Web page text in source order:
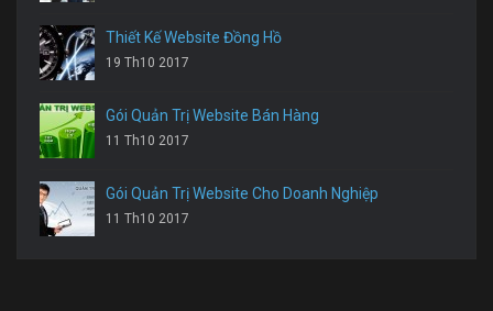
Thiết Kế Website Đồng Hồ
19 Th10 2017
Gói Quản Trị Website Bán Hàng
11 Th10 2017
Gói Quản Trị Website Cho Doanh Nghiệp
11 Th10 2017